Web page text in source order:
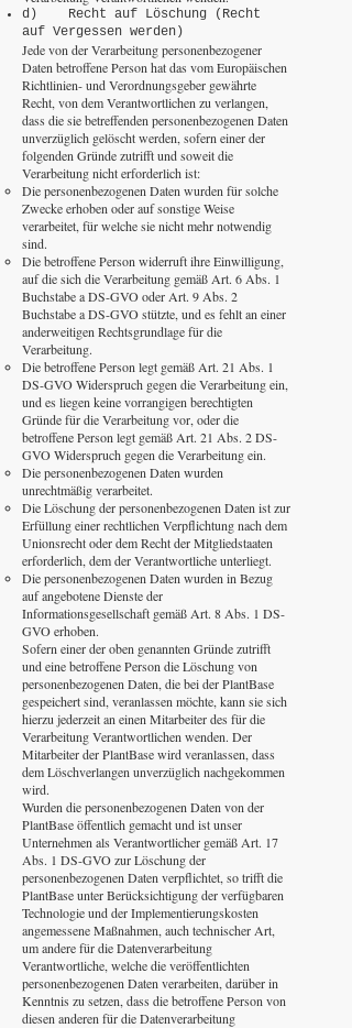
d) Recht auf Löschung (Recht
auf Vergessen werden)
Jede von der Verarbeitung personenbezogener
Daten betroffene Person hat das vom Europäischen
Richtlinien- und Verordnungsgeber gewährte
Recht, von dem Verantwortlichen zu verlangen,
dass die sie betreffenden personenbezogenen Daten
unverzüglich gelöscht werden, sofern einer der
folgenden Gründe zutrifft und soweit die
Verarbeitung nicht erforderlich ist:
Die personenbezogenen Daten wurden für solche
Zwecke erhoben oder auf sonstige Weise
verarbeitet, für welche sie nicht mehr notwendig
sind.
Die betroffene Person widerruft ihre Einwilligung,
auf die sich die Verarbeitung gemäß Art. 6 Abs. 1
Buchstabe a DS-GVO oder Art. 9 Abs. 2
Buchstabe a DS-GVO stützte, und es fehlt an einer
anderweitigen Rechtsgrundlage für die
Verarbeitung.
Die betroffene Person legt gemäß Art. 21 Abs. 1
DS-GVO Widerspruch gegen die Verarbeitung ein,
und es liegen keine vorrangigen berechtigten
Gründe für die Verarbeitung vor, oder die
betroffene Person legt gemäß Art. 21 Abs. 2 DS-
GVO Widerspruch gegen die Verarbeitung ein.
Die personenbezogenen Daten wurden
unrechtmäßig verarbeitet.
Die Löschung der personenbezogenen Daten ist zur
Erfüllung einer rechtlichen Verpflichtung nach dem
Unionsrecht oder dem Recht der Mitgliedstaaten
erforderlich, dem der Verantwortliche unterliegt.
Die personenbezogenen Daten wurden in Bezug
auf angebotene Dienste der
Informationsgesellschaft gemäß Art. 8 Abs. 1 DS-
GVO erhoben.
Sofern einer der oben genannten Gründe zutrifft
und eine betroffene Person die Löschung von
personenbezogenen Daten, die bei der PlantBase
gespeichert sind, veranlassen möchte, kann sie sich
hierzu jederzeit an einen Mitarbeiter des für die
Verarbeitung Verantwortlichen wenden. Der
Mitarbeiter der PlantBase wird veranlassen, dass
dem Löschverlangen unverzüglich nachgekommen
wird.
Wurden die personenbezogenen Daten von der
PlantBase öffentlich gemacht und ist unser
Unternehmen als Verantwortlicher gemäß Art. 17
Abs. 1 DS-GVO zur Löschung der
personenbezogenen Daten verpflichtet, so trifft die
PlantBase unter Berücksichtigung der verfügbaren
Technologie und der Implementierungskosten
angemessene Maßnahmen, auch technischer Art,
um andere für die Datenverarbeitung
Verantwortliche, welche die veröffentlichten
personenbezogenen Daten verarbeiten, darüber in
Kenntnis zu setzen, dass die betroffene Person von
diesen anderen für die Datenverarbeitung